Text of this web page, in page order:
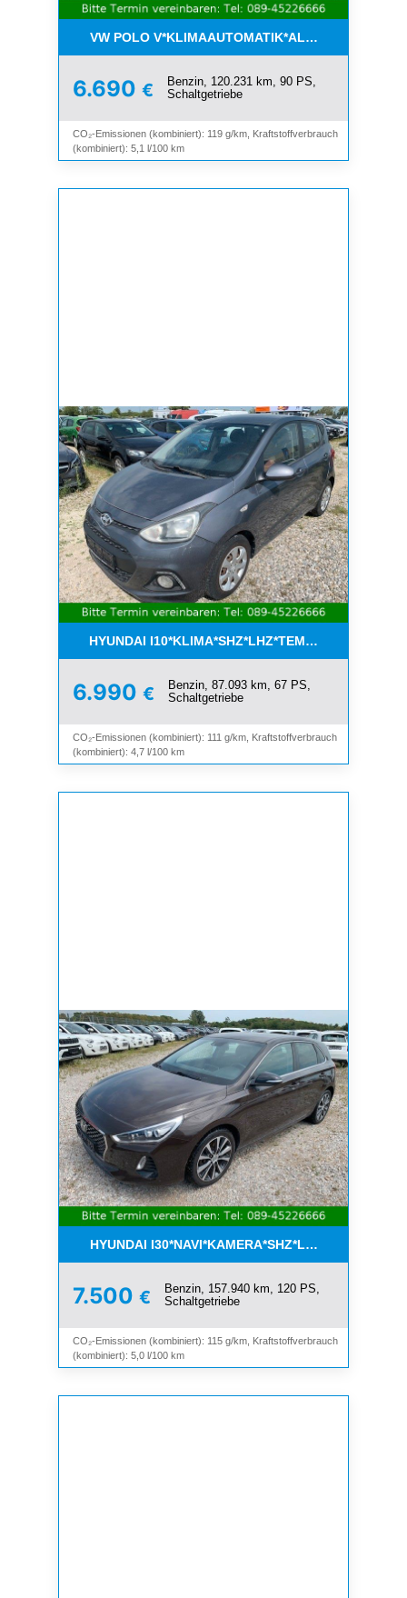
VW POLO
6.690 €
Benzin, 120.231 km, 90 PS,
Schaltgetriebe
CO₂-Emissionen (kombiniert): 119 g/km, Kraftstoffverbrauch
(kombiniert): 5,1 l/100 km
HYUNDAI
6.990 €
Benzin, 87.093 km, 67 PS,
Schaltgetriebe
CO₂-Emissionen (kombiniert): 111 g/km, Kraftstoffverbrauch
(kombiniert): 4,7 l/100 km
HYUNDAI
7.500 €
Benzin, 157.940 km, 120 PS,
Schaltgetriebe
CO₂-Emissionen (kombiniert): 115 g/km, Kraftstoffverbrauch
(kombiniert): 5,0 l/100 km